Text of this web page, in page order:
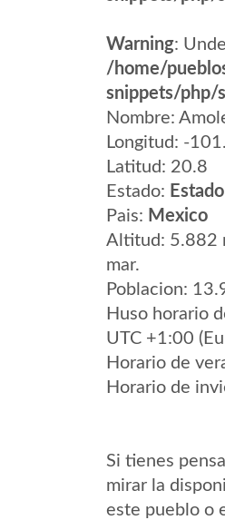
Warning:
/home/
snippets/php/
Nombre:
Longitud: -
Latitud: 20.8
Estado:
Pais: Mexico
Altitud: 5.882
mar.
Poblacion:
Huso horario
UTC +1:00
Horario de
Horario de
Si tienes
mirar la
este pueblo o